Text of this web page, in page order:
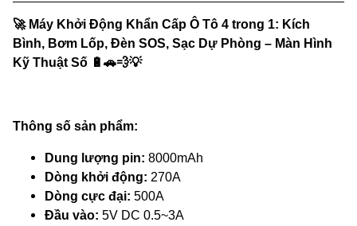
🚀Máy Khởi Động Khẩn Cấp Ô Tô 4 trong 1: Kích
Bình, Bơm Lốp, Đèn SOS, Sạc Dự Phòng – Màn Hình
Kỹ Thuật Số 🔋🚗💨💡
Thông số sản phẩm:
Dung lượng pin: 8000mAh
Dòng khởi động: 270A
Dòng cực đại: 500A
Đầu vào: 5V DC 0.5~3A